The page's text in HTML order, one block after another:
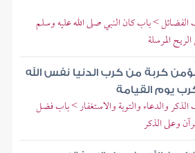
> باب كان النبي صلى الله عليه وسلم
المرسلة
كربة من كرب الدنيا نفس الله
يوم القيامة
والدعاء والتوبة والاستغفار > باب فضل
وعلى الذكر